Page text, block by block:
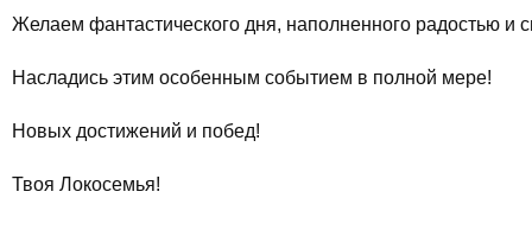
Желаем фантастического дня, наполненного радостью и
Насладись этим особенным событием в полной мере!
Новых достижений и побед!
Твоя Локосемья!